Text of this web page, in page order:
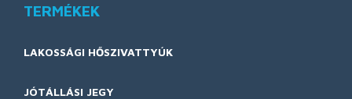
TERMÉKEK
LAKOSSÁGI HŐSZIVATTYÚK
JÓTÁLLÁSI JEGY